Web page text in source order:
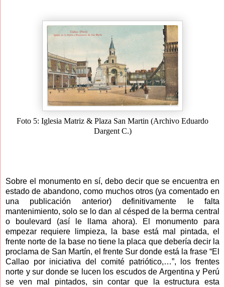
Foto 5: Iglesia Matriz & Plaza San Martin (Archivo Eduardo
Dargent C.)
Sobre el monumento en sí, debo decir que se encuentra en
estado de abandono, como muchos otros (ya comentado en
una publicación anterior) definitivamente le falta
mantenimiento, solo se lo dan al césped de la berma central
o boulevard (así le llama ahora). El monumento para
empezar requiere limpieza, la base está mal pintada, el
frente norte de la base no tiene la placa que debería decir la
proclama de San Martín, el frente Sur donde está la frase “El
Callao por iniciativa del comité patriótico,…”, los frentes
norte y sur donde se lucen los escudos de Argentina y Perú
se ven mal pintados, sin contar que la estructura esta